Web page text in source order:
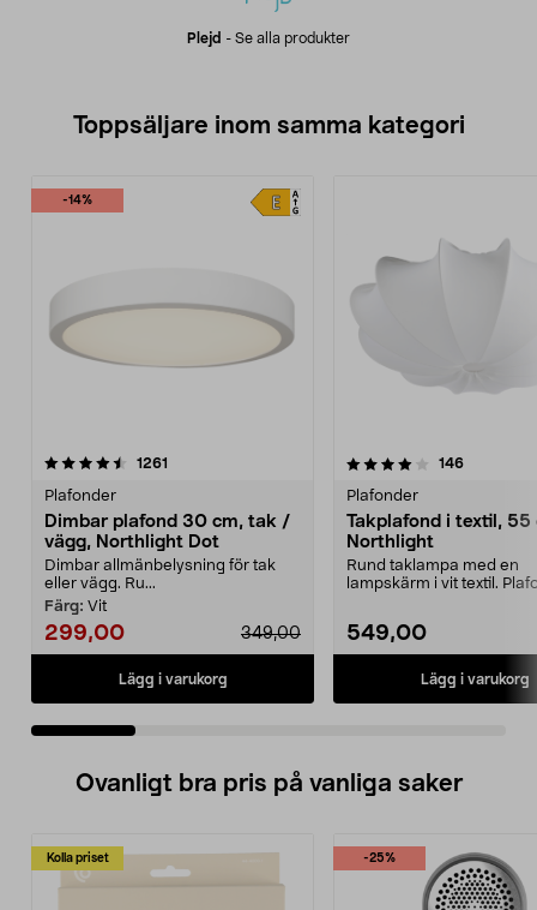
Plejd - Se alla produkter
Toppsäljare inom samma kategori
-14%
1261
Plafonder
Dimbar plafond 30 cm, tak /
vägg, Northlight Dot
Dimbar allmänbelysning för tak
eller vägg. Ru...
Färg: Vit
299,00 349,00
Lägg i varukorg
4.0 av 5 stjärnor 146
Plafonder
Takplafond i textil, 55
Northlight
Rund taklampa med en
lampskärm i vit textil.
549,00
Lägg i varukorg
4.5 av 5 stjärnor
Ovanligt bra pris på vanliga saker
Kolla priset -25%